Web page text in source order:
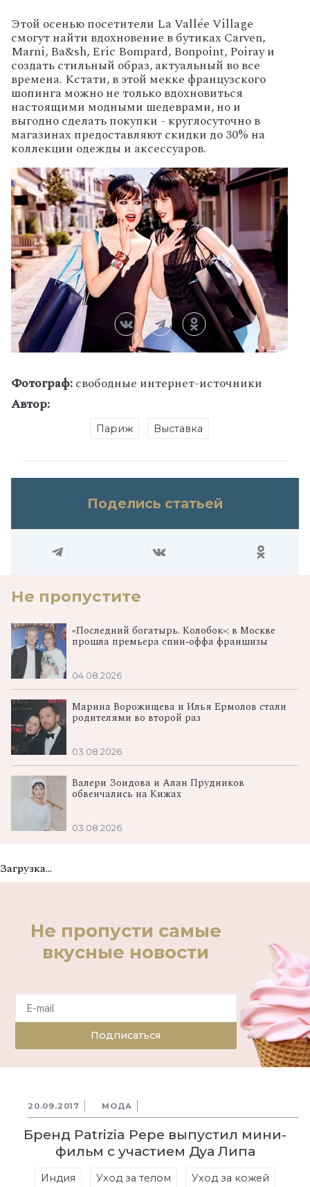
Этой осенью посетители La Vallée Village
смогут найти вдохновение в бутиках Carven,
Marni, Ba&sh, Eric Bompard, Bonpoint, Poiray и
создать стильный образ, актуальный во все
времена. Кстати, в этой мекке французского
шопинга можно не только вдохновиться
настоящими модными шедеврами, но и
выгодно сделать покупки - круглосуточно в
магазинах предоставляют скидки до 30% на
коллекции одежды и аксессуаров.
Фотограф:свободные интернет-источники
Автор:
Париж Выставка
Поделись статьей
Не пропустите
«Последний богатырь. Колобок»: в Москве
прошла премьера спин‑оффа франшизы
04.08.2026
Марина Ворожищева и Илья Ермолов стали
родителями во второй раз
03.08.2026
Валери Зоидова и Алан Прудников
обвенчались на Кижах
03.08.2026
Загрузка...
Не пропусти самые
вкусные новости
Подписаться
20.09.2017 МОДА
Бренд Patrizia Pepe выпустил мини-
фильм с участием Дуа Липа
Индия Уход за телом Уход за кожей